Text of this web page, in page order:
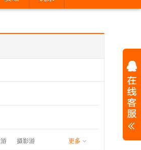
摄影游 更多